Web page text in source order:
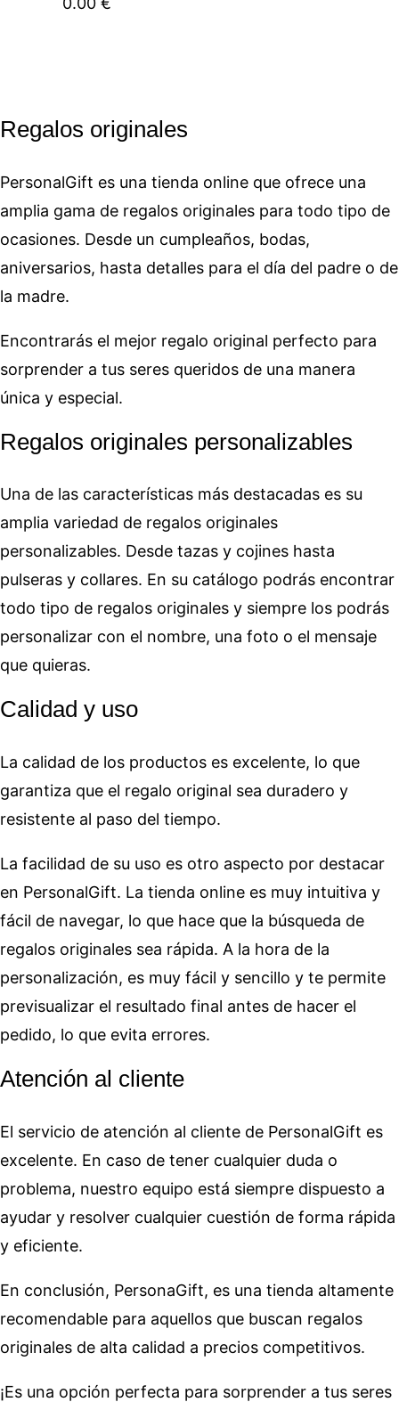
Regalos originales
PersonalGift es una tienda online que ofrece una
amplia gama de regalos originales para todo tipo de
ocasiones. Desde un cumpleaños, bodas,
aniversarios, hasta detalles para el día del padre o de
la madre.
Encontrarás el mejor regalo original perfecto para
sorprender a tus seres queridos de una manera
única y especial.
Regalos originales personalizables
Una de las características más destacadas es su
amplia variedad de regalos originales
personalizables. Desde tazas y cojines hasta
pulseras y collares. En su catálogo podrás encontrar
todo tipo de regalos originales y siempre los podrás
personalizar con el nombre, una foto o el mensaje
que quieras.
Calidad y uso
La calidad de los productos es excelente, lo que
garantiza que el regalo original sea duradero y
resistente al paso del tiempo.
La facilidad de su uso es otro aspecto por destacar
en PersonalGift. La tienda online es muy intuitiva y
fácil de navegar, lo que hace que la búsqueda de
regalos originales sea rápida. A la hora de la
personalización, es muy fácil y sencillo y te permite
previsualizar el resultado final antes de hacer el
pedido, lo que evita errores.
Atención al cliente
El servicio de atención al cliente de PersonalGift es
excelente. En caso de tener cualquier duda o
problema, nuestro equipo está siempre dispuesto a
ayudar y resolver cualquier cuestión de forma rápida
y eficiente.
En conclusión, PersonaGift, es una tienda altamente
recomendable para aquellos que buscan regalos
originales de alta calidad a precios competitivos.
¡Es una opción perfecta para sorprender a tus seres